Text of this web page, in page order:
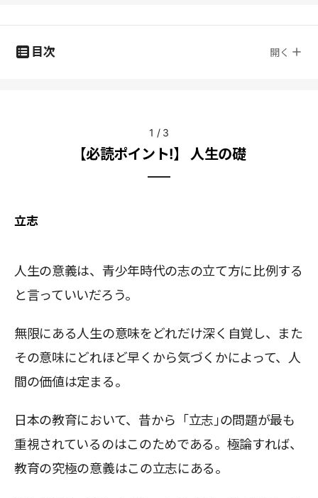
目次 開く
1 / 3
【必読ポイント!】 人生の礎
立志
人生の意義は、青少年時代の志の立て方に比例する
と言っていいだろう。
無限にある人生の意味をどれだけ深く自覚し、また
その意味にどれほど早くから気づくかによって、人
間の価値は定まる。
日本の教育において、昔から「立志｣の問題が最も
重視されているのはこのためである。極論すれば、
教育の究極の意義はこの立志にある。